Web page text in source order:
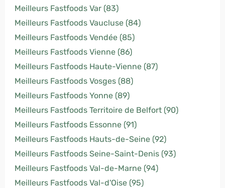
Meilleurs Fastfoods Var (83)
Meilleurs Fastfoods Vaucluse (84)
Meilleurs Fastfoods Vendée (85)
Meilleurs Fastfoods Vienne (86)
Meilleurs Fastfoods Haute-Vienne (87)
Meilleurs Fastfoods Vosges (88)
Meilleurs Fastfoods Yonne (89)
Meilleurs Fastfoods Territoire de Belfort (90)
Meilleurs Fastfoods Essonne (91)
Meilleurs Fastfoods Hauts-de-Seine (92)
Meilleurs Fastfoods Seine-Saint-Denis (93)
Meilleurs Fastfoods Val-de-Marne (94)
Meilleurs Fastfoods Val-d'Oise (95)